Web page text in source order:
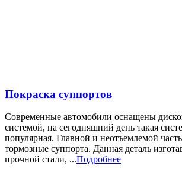
Покраска суппортов
Современные автомобили оснащены
системой, на сегодняшний день такая
популярная. Главной и неотъемлемой
тормозные суппорта. Данная деталь
прочной стали, ...Подробнее